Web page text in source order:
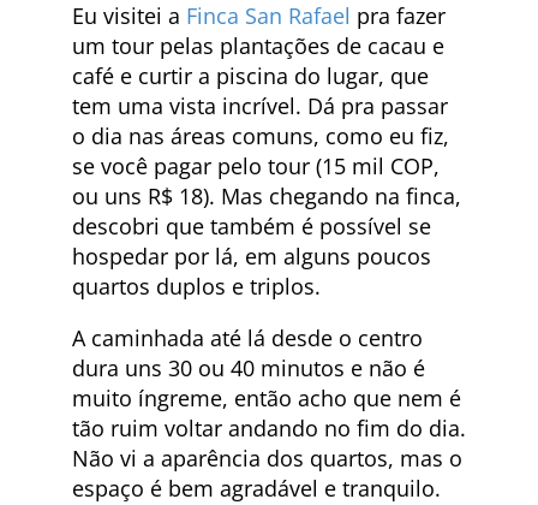
Eu visitei a Finca San Rafael pra fazer
um tour pelas plantações de cacau e
café e curtir a piscina do lugar, que
tem uma vista incrível. Dá pra passar
o dia nas áreas comuns, como eu fiz,
se você pagar pelo tour (15 mil COP,
ou uns R$ 18). Mas chegando na finca,
descobri que também é possível se
hospedar por lá, em alguns poucos
quartos duplos e triplos.
A caminhada até lá desde o centro
dura uns 30 ou 40 minutos e não é
muito íngreme, então acho que nem é
tão ruim voltar andando no fim do dia.
Não vi a aparência dos quartos, mas o
espaço é bem agradável e tranquilo.